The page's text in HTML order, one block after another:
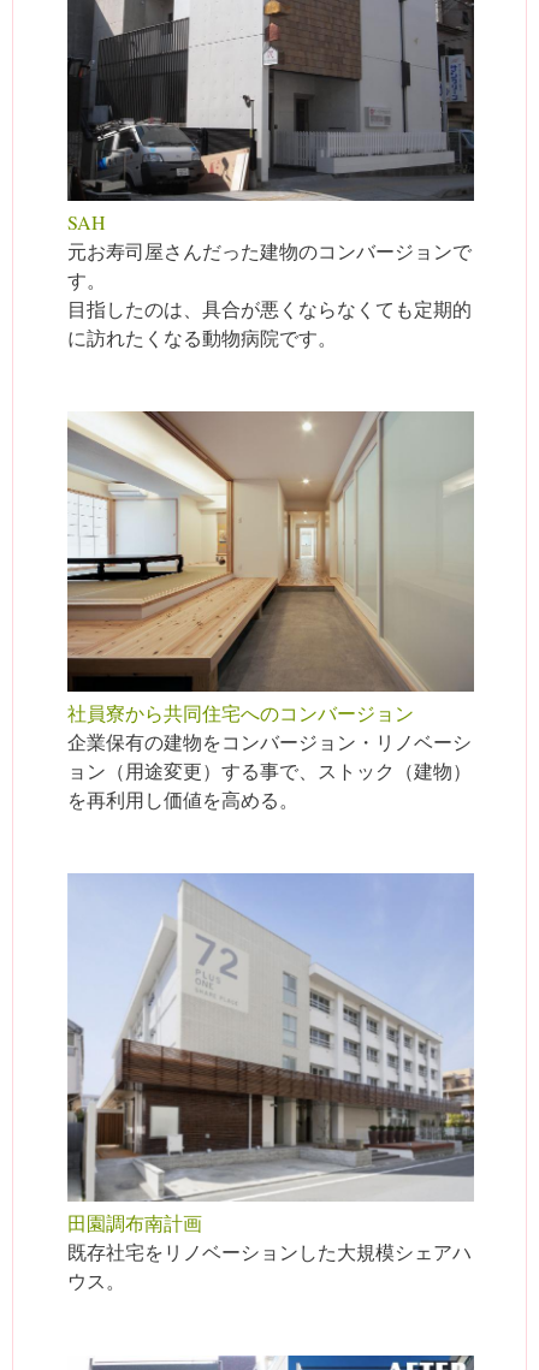
SAH
元お寿司屋さんだった建物のコンバージョンで
す。
目指したのは、具合が悪くならなくても定期的
に訪れたくなる動物病院です。
社員寮から共同住宅へのコンバージョン
企業保有の建物をコンバージョン・リノベーシ
ョン（用途変更）する事で、ストック（建物）
を再利用し価値を高める。
田園調布南計画
既存社宅をリノベーションした大規模シェアハ
ウス。